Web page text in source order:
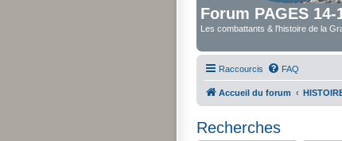
Forum PAGES 14-
Les combattants & l'histoire de la
Raccourcis FAQ
Accueil du forum
Recherches